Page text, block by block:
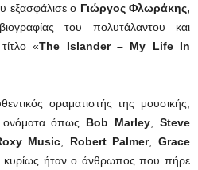
εξασφάλισε ο Γιώργος Φλωράκης,
του πολυτάλαντου και
«The Islander – My Life In
οραματιστής της μουσικής,
όπως Bob Marley
Steve
Music Robert Palmer, Grace
κυρίως ήταν ο άνθρωπος που πήρε